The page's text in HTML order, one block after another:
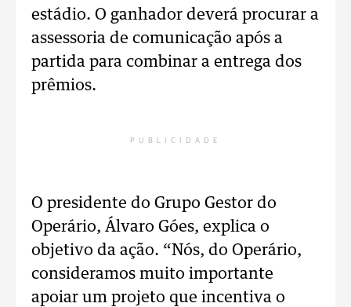
estádio. O ganhador deverá procurar a
assessoria de comunicação após a
partida para combinar a entrega dos
prêmios.
PUBLICIDADE
O presidente do Grupo Gestor do
Operário, Álvaro Góes, explica o
objetivo da ação. “Nós, do Operário,
consideramos muito importante
apoiar um projeto que incentiva o